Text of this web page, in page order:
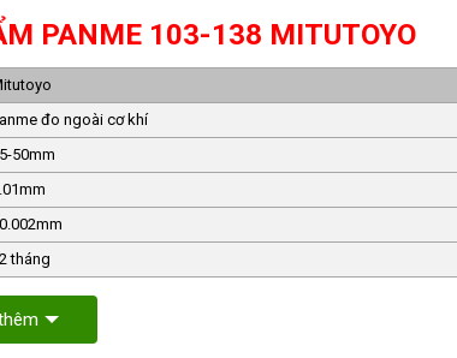
PANME 103-138 MITUTOYO
đo ngoài cơ khí
50mm
tháng